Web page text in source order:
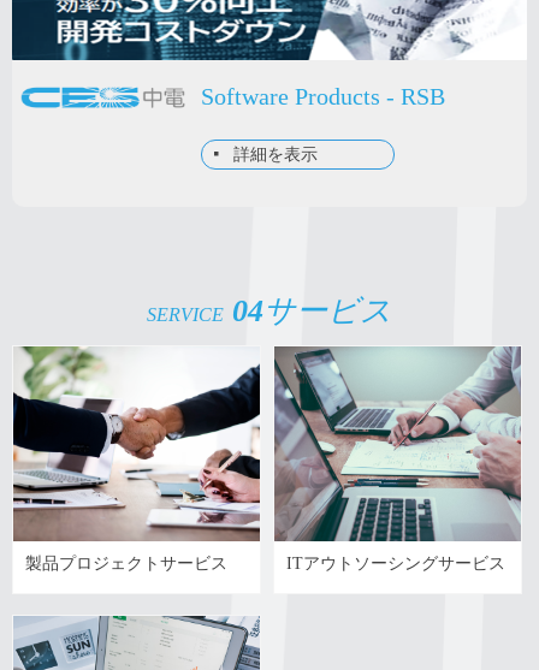
SERVICE 04サービス
製品プロジェクトサービス ITアウトソーシングサービス
Software Products - RSB
넷 詳細を表示